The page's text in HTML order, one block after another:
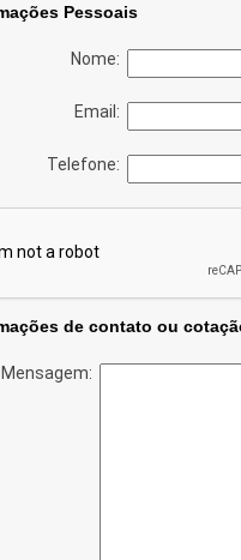
Pessoais
Nome:
Email:
Telefone:
de contato ou
Mensagem: